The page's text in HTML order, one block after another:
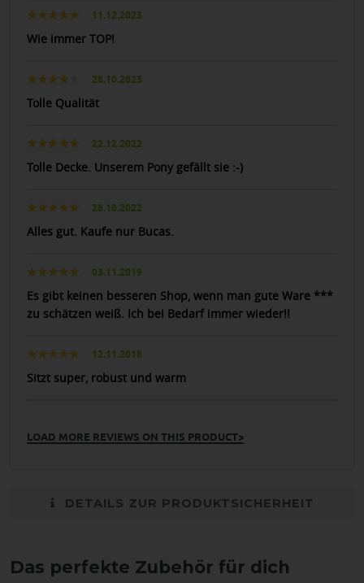
11.12.2023
Wie immer TOP!
28.10.2023
Tolle Qualität
22.12.2022
Tolle Decke. Unserem Pony gefällt sie :-)
28.10.2022
Alles gut. Kaufe nur Bucas.
03.11.2019
Es gibt keinen besseren Shop, wenn man gute Ware ***
zu schätzen weiß. Ich bei Bedarf immer wieder!!
12.11.2018
Sitzt super, robust und warm
LOAD MORE REVIEWS ON THIS PRODUCT>
DETAILS ZUR PRODUKTSICHERHEIT
Das perfekte Zubehör für dich